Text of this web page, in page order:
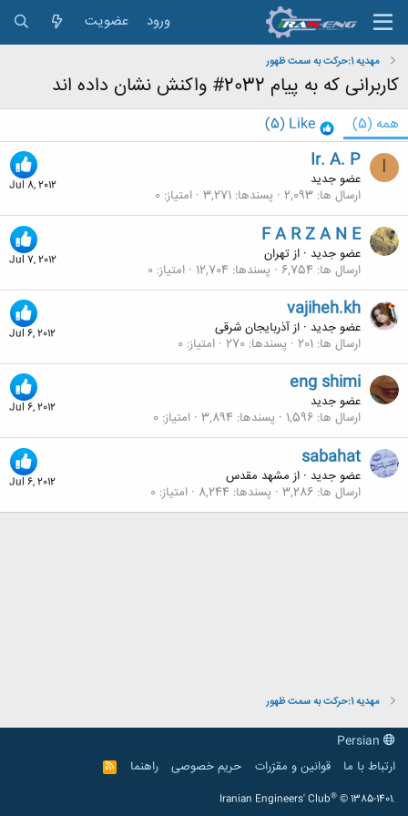
ورود عضویت
مهديه 1:حركت به سمت ظهور
کاربرانی که به پیام 2032# واکنش نشان داده اند
همه (5)
Like
(5)
I
Jul 8, 2012
Ir. A. P
عضو جدید
ارسال ها 2,093 پسندها 3,271 امتیاز 0
Jul 7, 2012
F A R Z A N E
عضو جدید · ازتهران
ارسال ها 6,754 پسندها 12,704 امتیاز 0
Jul 6, 2012
vajiheh.kh
عضو جدید · ازآذربایجان شرقی
ارسال ها 201 پسندها 270 امتیاز 0
Jul 6, 2012
eng shimi
عضو جدید
ارسال ها 1,596 پسندها 3,894 امتیاز 0
Jul 6, 2012
sabahat
عضو جدید · از مشهد مقدس
ارسال ها 3,286 پسندها 8,244 امتیاز 0
مهديه 1:حركت به سمت ظهور
ارتباط با ما
قوانین و مقرّرات حریم خصوصی راهنما
R
S
Iranian Engineers' Club® © 1385-1401.